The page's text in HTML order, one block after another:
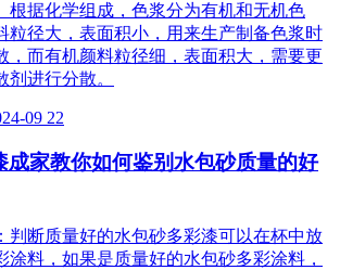
根据化学组成，色浆分为有机和无机色
粒径大，表面积小，用来生产制备色浆时
，而有机颜料粒径细，表面积大，需要更
剂进行分散。
09 22
成家教你如何鉴别水包砂质量的好
判断质量好的水包砂多彩漆可以在杯中放
涂料，如果是质量好的水包砂多彩涂料，